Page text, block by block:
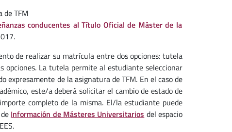
TFM
conducentes al Título Oficial de Máster de la
de realizar su matrícula entre dos opciones: tutela
opciones. La tutela permite al estudiante seleccionar
de la asignatura de TFM. En el caso de
este/a deberá solicitar el cambio de estado de
completo de la misma. El/la estudiante puede
Información de Másteres Universitarios del espacio